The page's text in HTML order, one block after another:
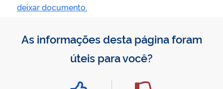
deixar documento.
As informações desta página foram
úteis para você?